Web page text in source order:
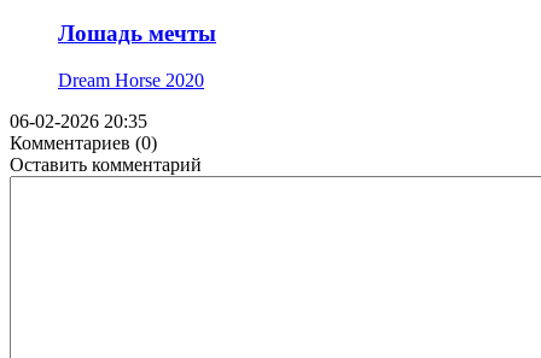
Лошадь мечты
Dream Horse 2020
06-02-2026 20:35
Комментариев (0)
Оставить комментарий